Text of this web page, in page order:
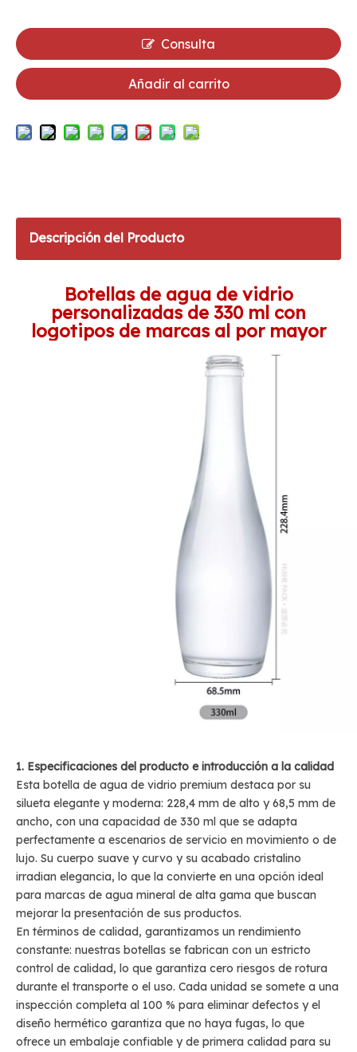
Consulta
Añadir al carrito
Descripción del Producto
Botellas de agua de vidrio
personalizadas de 330 ml con
logotipos de marcas al por mayor
1. Especificaciones del producto e introducción a la calidad
Esta botella de agua de vidrio premium destaca por su
silueta elegante y moderna: 228,4 mm de alto y 68,5 mm de
ancho, con una capacidad de 330 ml que se adapta
perfectamente a escenarios de servicio en movimiento o de
lujo. Su cuerpo suave y curvo y su acabado cristalino
irradian elegancia, lo que la convierte en una opción ideal
para marcas de agua mineral de alta gama que buscan
mejorar la presentación de sus productos.
En términos de calidad, garantizamos un rendimiento
constante: nuestras botellas se fabrican con un estricto
control de calidad, lo que garantiza cero riesgos de rotura
durante el transporte o el uso. Cada unidad se somete a una
inspección completa al 100 % para eliminar defectos y el
diseño hermético garantiza que no haya fugas, lo que
ofrece un embalaje confiable y de primera calidad para su